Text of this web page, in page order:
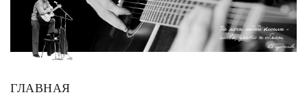
ГЛАВНАЯ